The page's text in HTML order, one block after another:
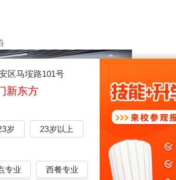
区马垵路101号
新东方
岁 23岁以上
专业 西餐专业
只有理论课，学生很难上灶做饭。
学、边做，有效地将教材知识与实践演示融合